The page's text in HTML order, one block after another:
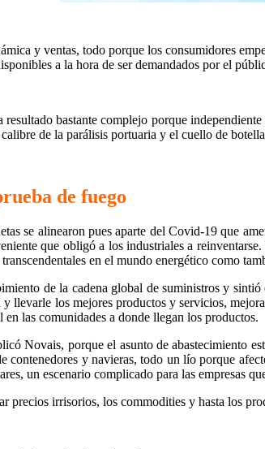
y ventas, todo porque los consumidores
a la hora de ser demandados por el
resultado bastante complejo porque
de la parálisis portuaria y el cuello de
de fuego
se alinearon pues aparte del Covid-19 que
que obligó a los industriales a
en el mundo energético como
de la cadena global de suministros y
y llevarle los mejores productos y servicios,
las comunidades a donde llegan los productos.
Novais, porque el asunto de abastecimiento
contenedores y navieras, todo un lío porque
un escenario complicado para las empresas
precios irrisorios, los commodities y hasta los